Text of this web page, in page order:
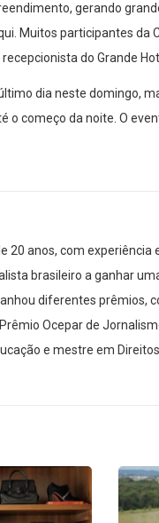
gerando
Muitos participantes da
do Grande
dia neste domingo,
o começo da noite. O
anos, com experiência
brasileiro a ganhar
diferentes prêmios,
Ocepar de
e mestre em